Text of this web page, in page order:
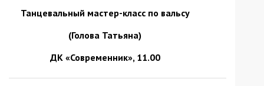
Танцевальный мастер-класс по вальсу
(Голова Татьяна)
ДК «Современник», 11.00